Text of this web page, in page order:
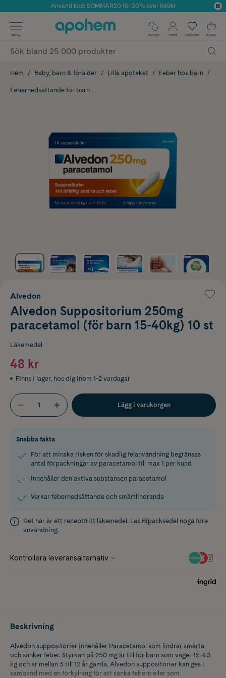
Årets Butik 2025 inom Skönhet
Använd kod: SOMMAR20 för 20% över 649kr
✓ Fri frakt
✓ Poäng på alla köp*
Meny Recept Profil Favoriter Kassa
Hem Baby, barn & förälder Lilla apoteket Feber hos barn
Febernedsättande för barn
Alvedon
Alvedon Suppositorium 250mg
paracetamol (för barn 15-40kg) 10 st
Läkemedel
48 kr
Finns i lager, hos dig inom 1-2 vardagar
Lägg i varukorgen
Snabba fakta
För att minska risken för skadlig felanvändning begränsas
antal förpackningar av paracetamol till max 1 per kund
Innehåller den aktiva substansen paracetamol
Verkar febernedsättande och smärtlindrande
Det här är ett receptfritt läkemedel. Läs Bipacksedel noga före
användning.
Beskrivning
Alvedon suppositorier innehåller Paracetamol som lindrar smärta
och sänker feber. Styrkan på 250 mg är till för barn som väger 15-40
kg och är mellan 3 till 12 år gamla. Alvedon suppositorier kan ges i
samband med en förkylning för att sänka febern eller som